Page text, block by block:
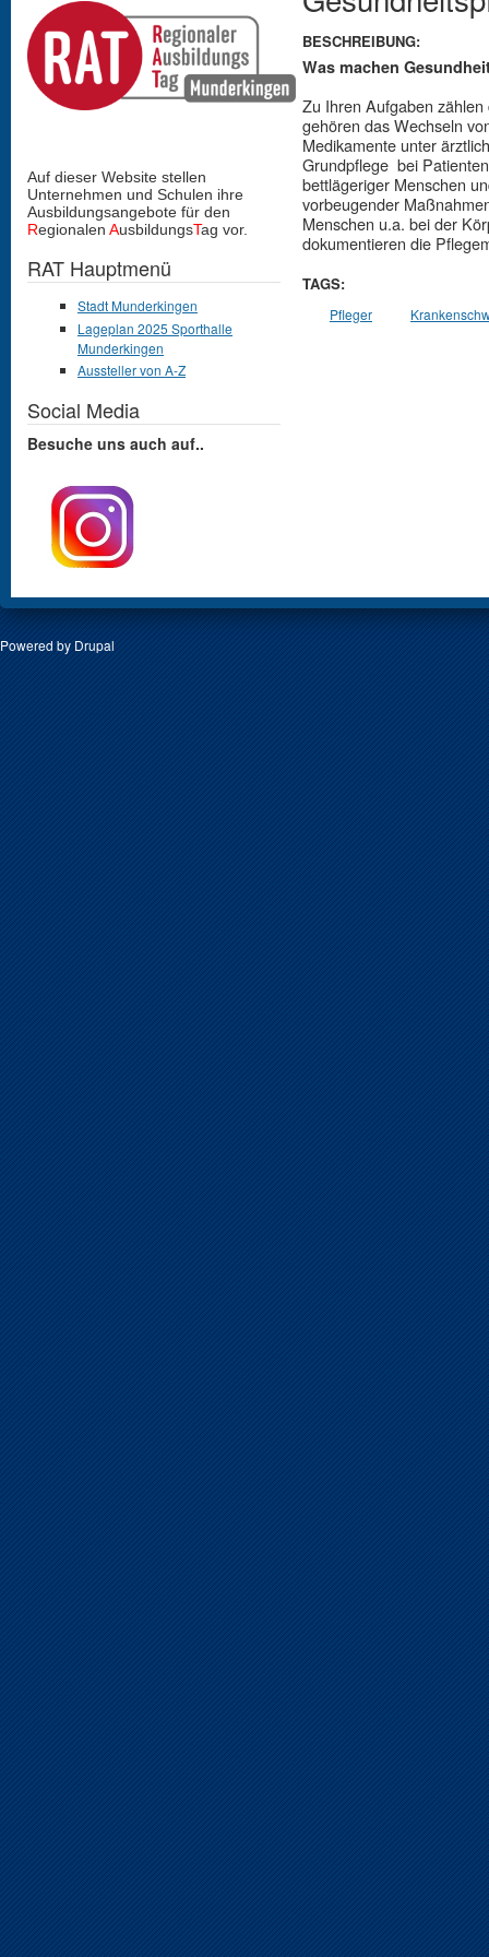
BESCHREIBUNG:
Was machen
Zu Ihren Aufgaben
gehören das Wechseln
Medikamente unter
Grundpflege bei
bettlägeriger Menschen
vorbeugender
Menschen u.a. bei der
dokumentieren die
TAGS:
Pfleger
Auf dieser Website stellen
Unternehmen und Schulen ihre
Ausbildungsangebote für den
Regionalen AusbildungsTag vor.
RAT Hauptmenü
Stadt Munderkingen
Lageplan 2025 Sporthalle
Munderkingen
Aussteller von A-Z
Social Media
Besuche uns auch auf..
Powered by Drupal